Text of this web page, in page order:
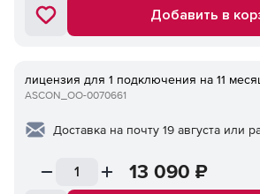
Добавить в
лицензия для 1 подключения на 11
ASCON_ОО-0070661
Доставка на почту 19 августа или
13 090 ₽